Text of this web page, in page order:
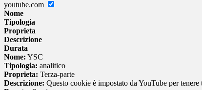
youtube.com
Nome
Tipologia
Proprieta
Descrizione
Durata
Nome: YSC
Tipologia: analitico
Proprieta: Terza-parte
Descrizione: Questo cookie è impostato da YouTube per